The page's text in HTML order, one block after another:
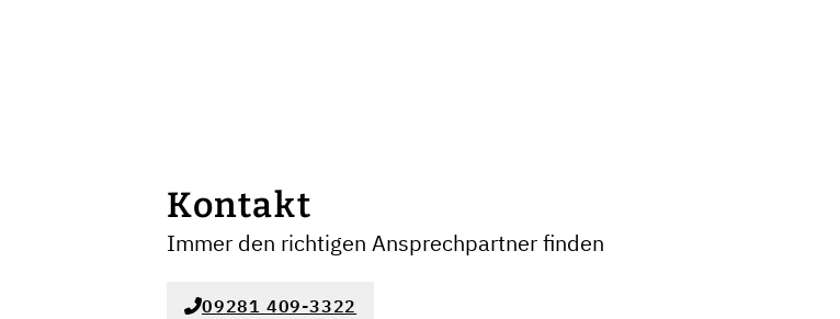
Kontakt
Immer den richtigen Ansprechpartner finden
09281 409-3322